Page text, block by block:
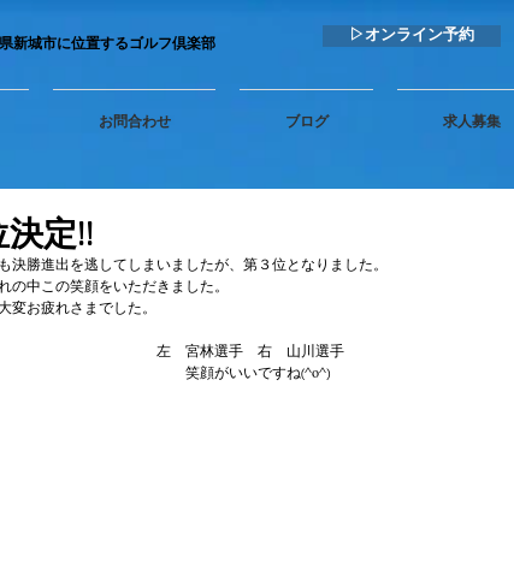
新城市に位置するゴルフ倶楽部 ▷オンライン予約
お問合わせ ブログ 求人募集
定!!
勝進出を逃してしまいましたが、第３位となりました。
中この笑顔をいただきました。
変お疲れさまでした。
右　山川選手
すね(^o^)